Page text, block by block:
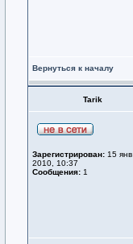
Вернуться к началу
Tarik
Зарегистрирован: 15 янв
2010, 10:37
Сообщения: 1